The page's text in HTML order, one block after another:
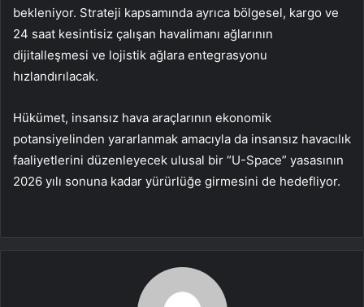
bekleniyor. Strateji kapsamında ayrıca bölgesel, kargo ve
24 saat kesintisiz çalışan havalimanı ağlarının
dijitalleşmesi ve lojistik ağlara entegrasyonu
hızlandırılacak.
Hükümet, insansız hava araçlarının ekonomik
potansiyelinden yararlanmak amacıyla da insansız havacılık
faaliyetlerini düzenleyecek ulusal bir “U-Space” yasasının
2026 yılı sonuna kadar yürürlüğe girmesini de hedefliyor.